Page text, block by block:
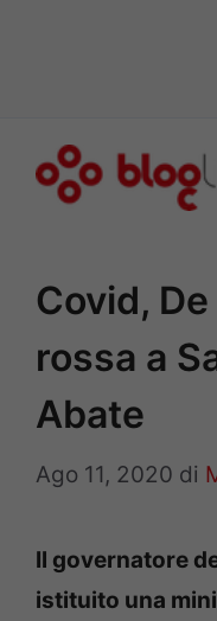
Covid,
rossa a
Abate
Ago 11, 2020 di
Il governatore
istituito una